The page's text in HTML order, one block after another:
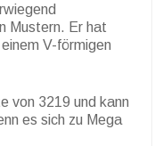
Mustern. Er hat
V-förmigen
von 3219 und kann
es sich zu Mega